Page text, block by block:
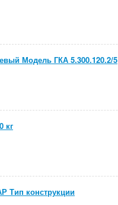
Модель ГКА 5.300.120.2/5
кг
Тип конструкции